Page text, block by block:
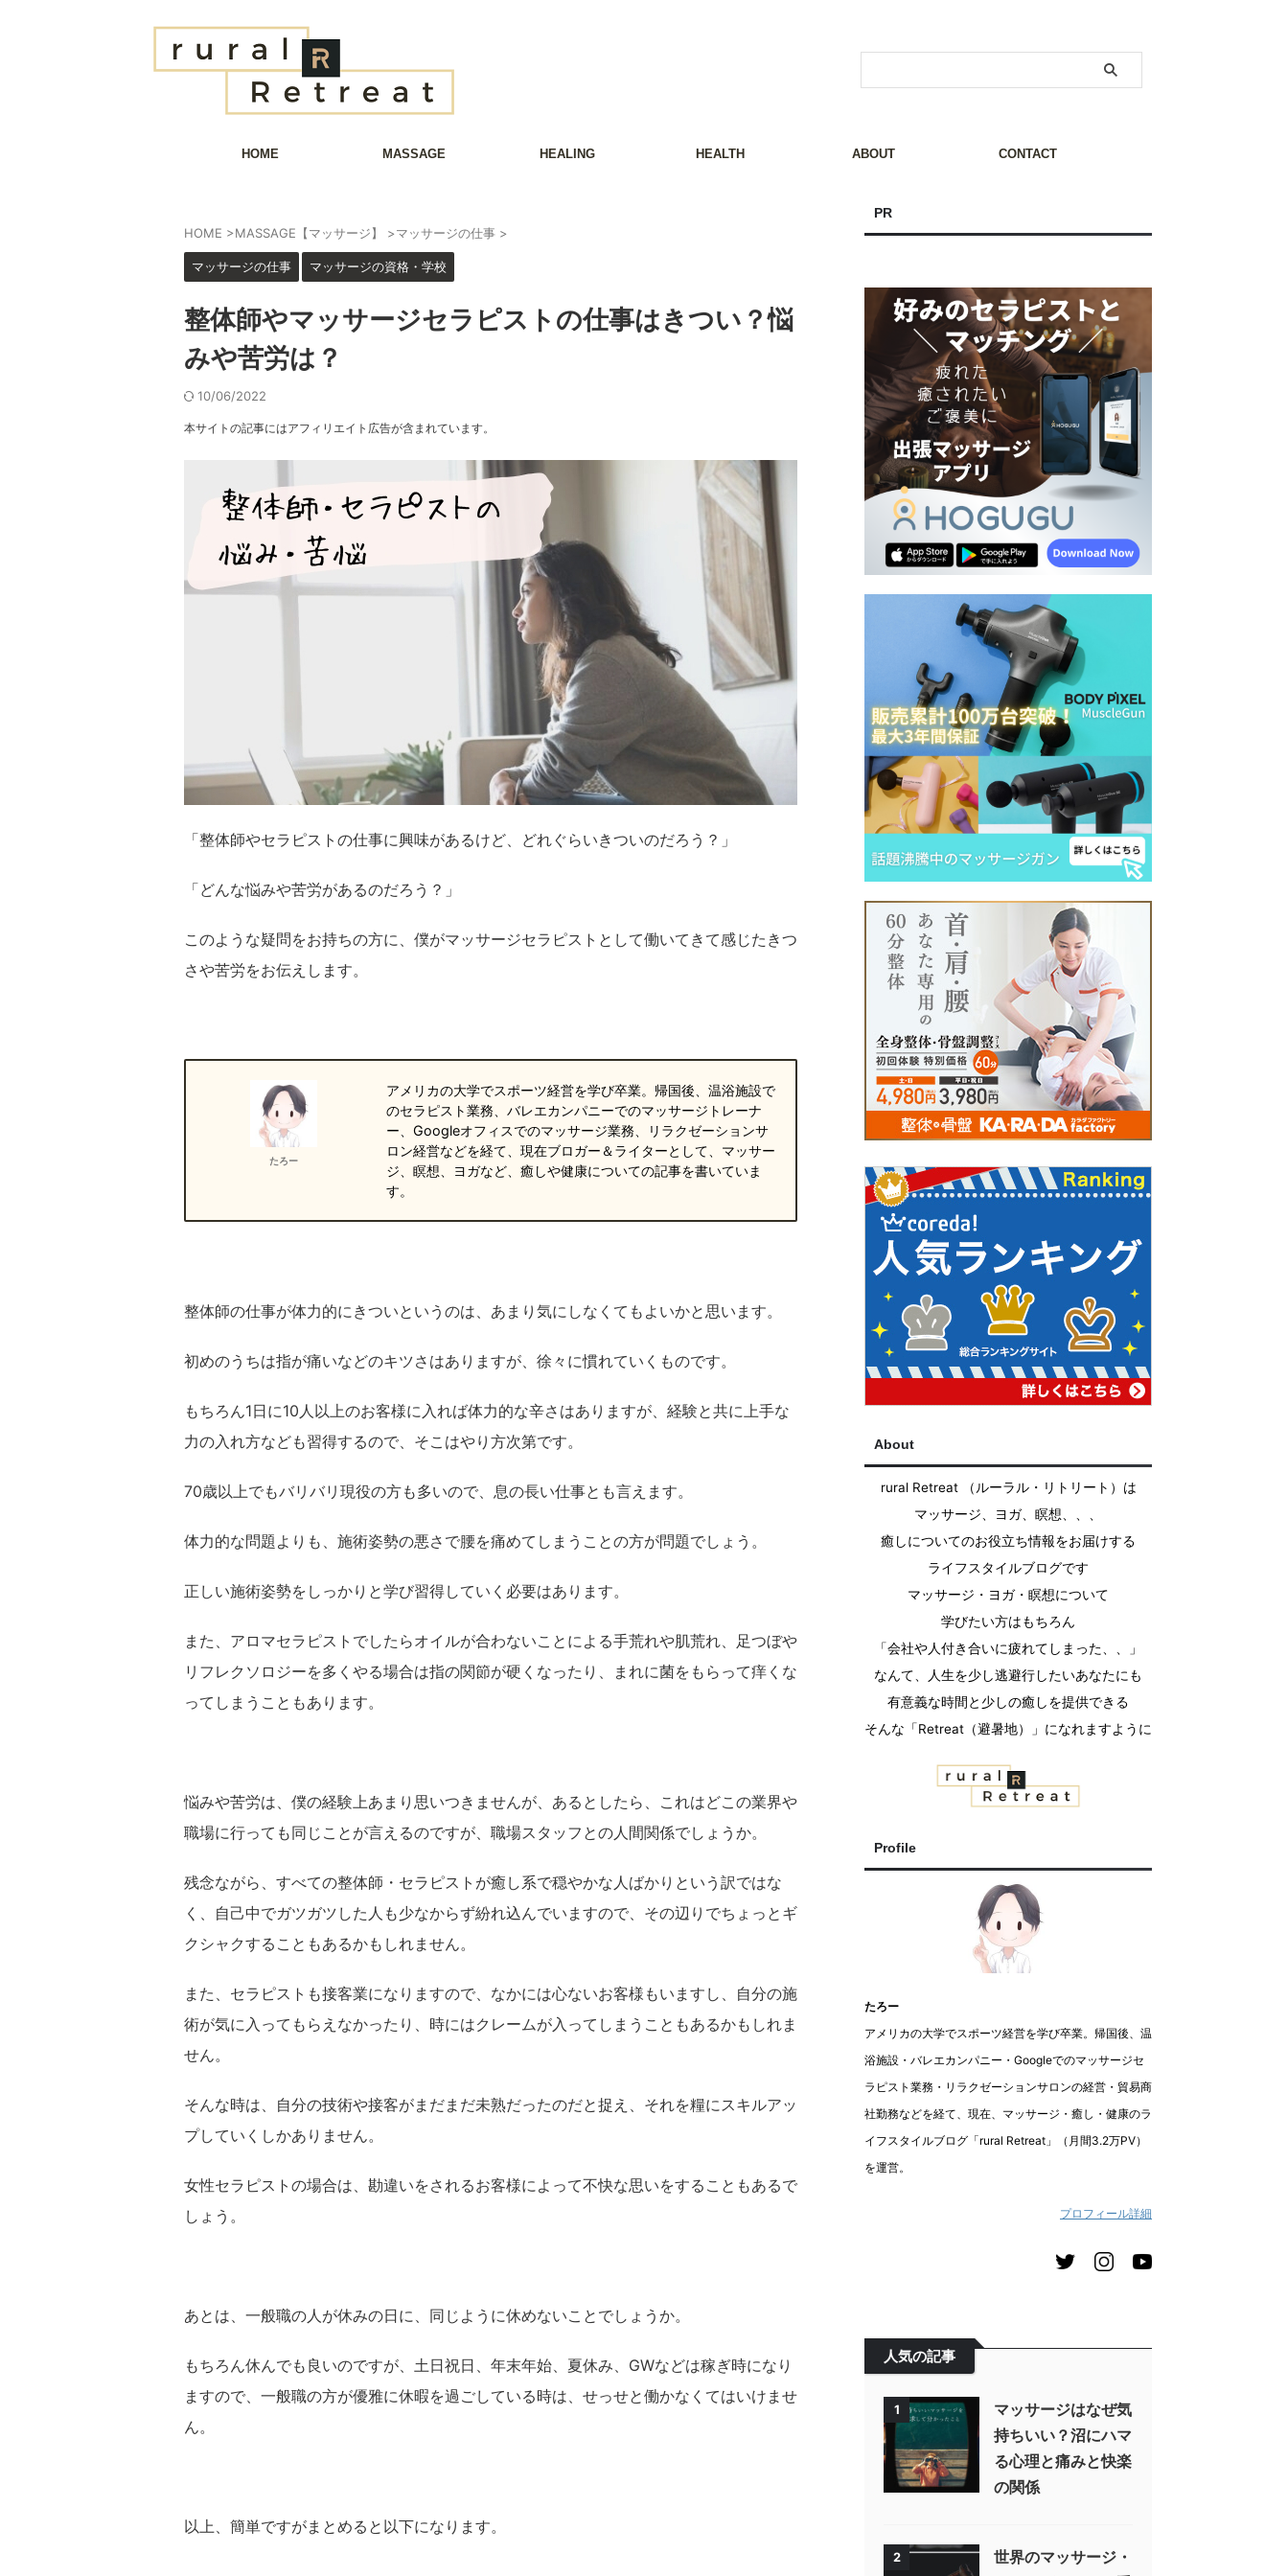
HOME MASSAGE HEALING HEALTH ABOUT CONTACT
HOME >MASSAGE【マッサージ】 >マッサージの仕事 >
マッサージの仕事 マッサージの資格・学校
整体師やマッサージセラピストの仕事はきつい？悩
みや苦労は？
10/06/2022
本サイトの記事にはアフィリエイト広告が含まれています。
「整体師やセラピストの仕事に興味があるけど、どれぐらいきついのだろう？」
「どんな悩みや苦労があるのだろう？」
このような疑問をお持ちの方に、僕がマッサージセラピストとして働いてきて感じたきつ
さや苦労をお伝えします。
たろー
アメリカの大学でスポーツ経営を学び卒業。帰国後、温浴施設で
のセラピスト業務、バレエカンパニーでのマッサージトレーナ
ー、Googleオフィスでのマッサージ業務、リラクゼーションサ
ロン経営などを経て、現在ブロガー＆ライターとして、マッサー
ジ、瞑想、ヨガなど、癒しや健康についての記事を書いていま
す。
整体師の仕事が体力的にきついというのは、あまり気にしなくてもよいかと思います。
初めのうちは指が痛いなどのキツさはありますが、徐々に慣れていくものです。
もちろん1日に10人以上のお客様に入れば体力的な辛さはありますが、経験と共に上手な
力の入れ方なども習得するので、そこはやり方次第です。
70歳以上でもバリバリ現役の方も多いので、息の長い仕事とも言えます。
体力的な問題よりも、施術姿勢の悪さで腰を痛めてしまうことの方が問題でしょう。
正しい施術姿勢をしっかりと学び習得していく必要はあります。
また、アロマセラピストでしたらオイルが合わないことによる手荒れや肌荒れ、足つぼや
リフレクソロジーを多くやる場合は指の関節が硬くなったり、まれに菌をもらって痒くな
ってしまうこともあります。
悩みや苦労は、僕の経験上あまり思いつきませんが、あるとしたら、これはどこの業界や
職場に行っても同じことが言えるのですが、職場スタッフとの人間関係でしょうか。
残念ながら、すべての整体師・セラピストが癒し系で穏やかな人ばかりという訳ではな
く、自己中でガツガツした人も少なからず紛れ込んでいますので、その辺りでちょっとギ
クシャクすることもあるかもしれません。
また、セラピストも接客業になりますので、なかには心ないお客様もいますし、自分の施
術が気に入ってもらえなかったり、時にはクレームが入ってしまうこともあるかもしれま
せん。
そんな時は、自分の技術や接客がまだまだ未熟だったのだと捉え、それを糧にスキルアッ
プしていくしかありません。
女性セラピストの場合は、勘違いをされるお客様によって不快な思いをすることもあるで
しょう。
あとは、一般職の人が休みの日に、同じように休めないことでしょうか。
もちろん休んでも良いのですが、土日祝日、年末年始、夏休み、GWなどは稼ぎ時になり
ますので、一般職の方が優雅に休暇を過ごしている時は、せっせと働かなくてはいけませ
ん。
以上、簡単ですがまとめると以下になります。
PR
About
rural Retreat （ルーラル・リトリート）は
マッサージ、ヨガ、瞑想、、、
癒しについてのお役立ち情報をお届けする
ライフスタイルブログです
マッサージ・ヨガ・瞑想について
学びたい方はもちろん
「会社や人付き合いに疲れてしまった、、」
なんて、人生を少し逃避行したいあなたにも
有意義な時間と少しの癒しを提供できる
そんな「Retreat（避暑地）」になれますように
Profile
たろー
アメリカの大学でスポーツ経営を学び卒業。帰国後、温
浴施設・バレエカンパニー・Googleでのマッサージセ
ラピスト業務・リラクゼーションサロンの経営・貿易商
社勤務などを経て、現在、マッサージ・癒し・健康のラ
イフスタイルブログ「rural Retreat」（月間3.2万PV）
を運営。
プロフィール詳細
人気の記事
1
マッサージはなぜ気
持ちいい？沼にハマ
る心理と痛みと快楽
の関係
2
世界のマッサージ・